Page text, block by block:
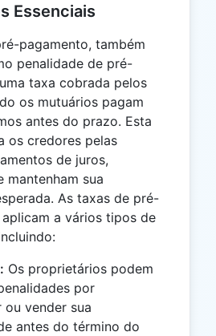
Essenciais
pagamento, também
penalidade de pré-
taxa cobrada pelos
os mutuários pagam
antes do prazo. Esta
os credores pelas
de juros,
mantenham sua
As taxas de pré-
a vários tipos de
Os proprietários podem
por
ou vender sua
antes do término do